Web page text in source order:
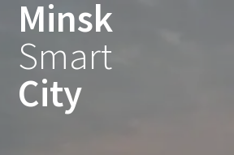
Minsk
Smart
City